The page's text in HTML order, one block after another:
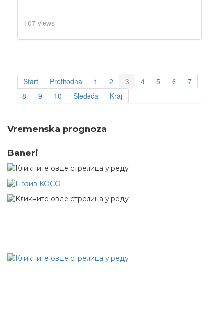
107 views
Start Prethodna 1 2 3 4 5 6
7
8
9 10 Sledeća Kraj
Vremenska prognoza
Baneri